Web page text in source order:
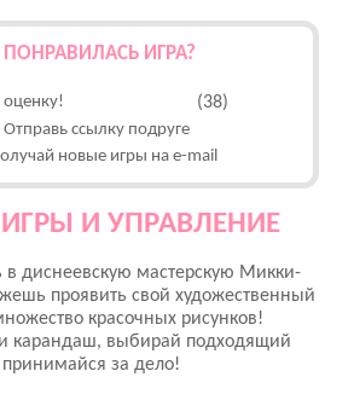
ПОНРАВИЛАСЬ ИГРА?
оценку! (38)
Отправь ссылку подруге
новые игры на e-mail
И УПРАВЛЕНИЕ
в диснеевскую мастерскую Микки-
проявить свой художественный
красочных рисунков!
карандаш, выбирай подходящий
за дело!